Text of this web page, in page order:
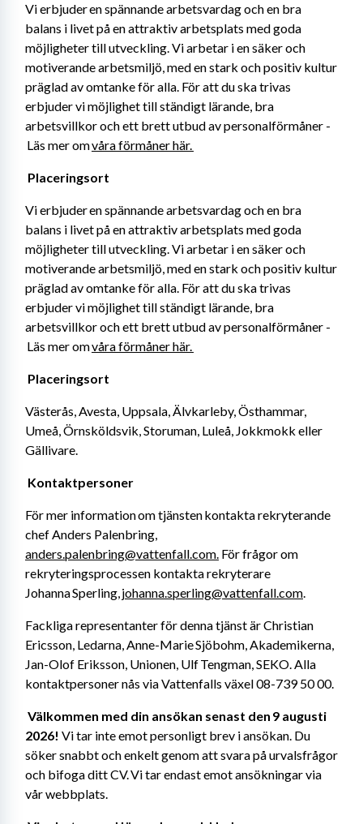
Vi erbjuder en spännande arbetsvardag och en bra
balans i livet på en attraktiv arbetsplats med goda
möjligheter till utveckling. Vi arbetar i en säker och
motiverande arbetsmiljö, med en stark och positiv kultur
präglad av omtanke för alla. För att du ska trivas
erbjuder vi möjlighet till ständigt lärande, bra
arbetsvillkor och ett brett utbud av personalförmåner -
Läs mer om våra förmåner här.
Placeringsort
Vi erbjuder en spännande arbetsvardag och en bra
balans i livet på en attraktiv arbetsplats med goda
möjligheter till utveckling. Vi arbetar i en säker och
motiverande arbetsmiljö, med en stark och positiv kultur
präglad av omtanke för alla. För att du ska trivas
erbjuder vi möjlighet till ständigt lärande, bra
arbetsvillkor och ett brett utbud av personalförmåner -
Läs mer om våra förmåner här.
Placeringsort
Västerås, Avesta, Uppsala, Älvkarleby, Östhammar,
Umeå, Örnsköldsvik, Storuman, Luleå, Jokkmokk eller
Gällivare.
Kontaktpersoner
För mer information om tjänsten kontakta rekryterande
anders.palenbring@vattenfall.com. För frågor om
rekryteringsprocessen kontakta rekryterare
Johanna Sperling, johanna.sperling@vattenfall.com.
Fackliga representanter för denna tjänst är Christian
Ericsson, Ledarna, Anne-Marie Sjöbohm, Akademikerna,
Jan-Olof Eriksson, Unionen, Ulf Tengman, SEKO. Alla
kontaktpersoner nås via Vattenfalls växel 08-739 50 00.
Välkommen med din ansökan senast den 9 augusti
2026! Vi tar inte emot personligt brev i ansökan. Du
söker snabbt och enkelt genom att svara på urvalsfrågor
och bifoga ditt CV. Vi tar endast emot ansökningar via
vår webbplats.